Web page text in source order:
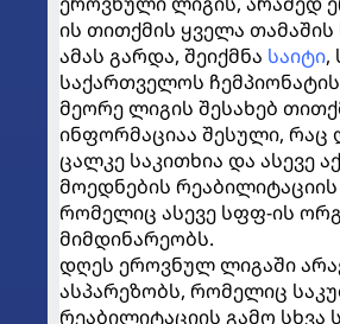
ის თითქმის ყველა
ამას გარდა, შეიქმნა საიტი,
საქართველოს
მეორე ლიგის შესახებ
ინფორმაციაა შესული, რაც
ცალკე საკითხია და ასევე
მოედნების
რომელიც ასევე სფფ-ის
მიმდინარეობს.
დღეს ეროვნულ ლიგაში
ასპარეზობს, რომელიც
რეაბილიტაციის გამო სხვა